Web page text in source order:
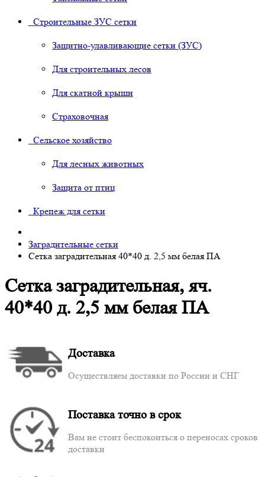
Строительные ЗУС сетки
Защитно-улавливающие сетки (ЗУС)
Для строительных лесов
Для скатной крыши
Страховочная
Сельское хозяйство
Для лесных животных
Защита от птиц
Крепеж для сетки
Заградительные сетки
Сетка заградительная 40*40 д. 2,5 мм белая ПА
Сетка заградительная, яч.
40*40 д. 2,5 мм белая ПА
Доставка
Осуществляем доставки по России и СНГ
Поставка точно в срок
Вам не стоит беспокоиться о переносах сроков
доставки